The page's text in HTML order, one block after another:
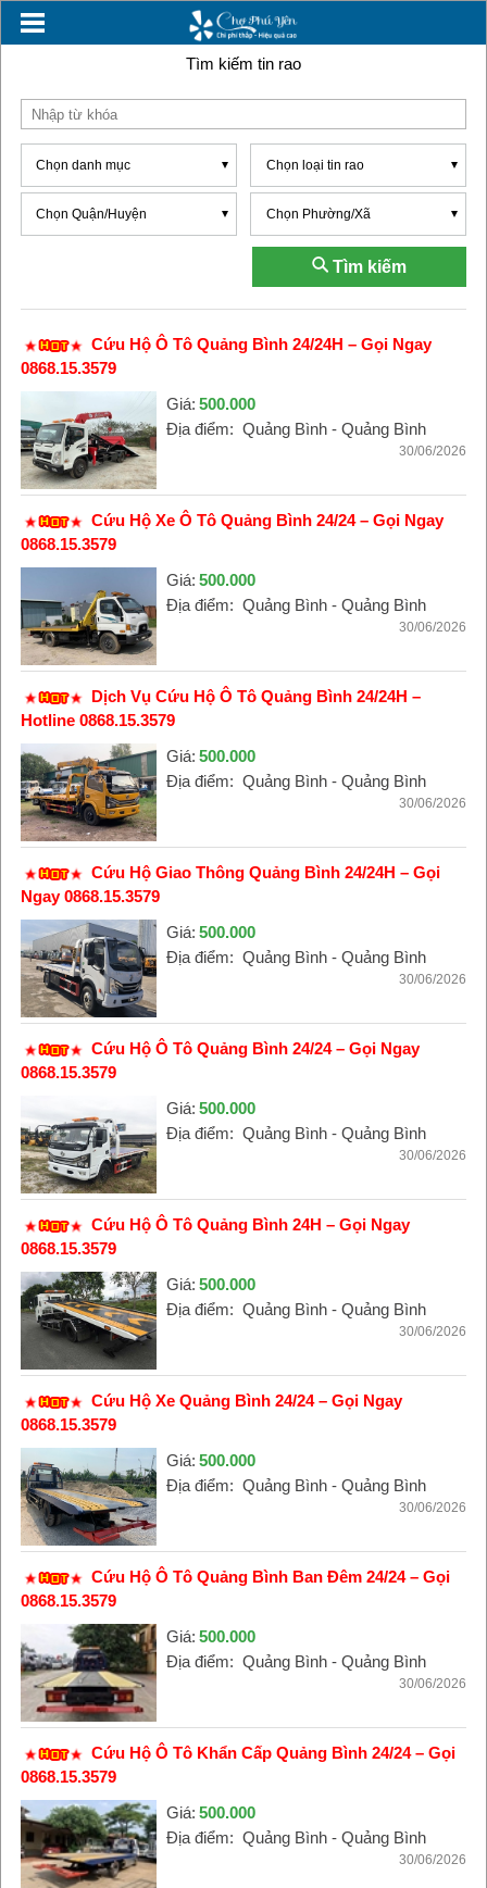
Tìm kiếm tin rao
Chọn danh mục Chọn loại tin rao
Chọn Quận/Huyện Chọn Phường/Xã
Tìm kiếm
Cứu Hộ Ô Tô Quảng Bình 24/24H – Gọi Ngay
0868.15.3579
Giá: 500.000
Địa điểm: Quảng Bình - Quảng Bình
30/06/2026
Cứu Hộ Xe Ô Tô Quảng Bình 24/24 – Gọi Ngay
0868.15.3579
Giá: 500.000
Địa điểm: Quảng Bình - Quảng Bình
30/06/2026
Dịch Vụ Cứu Hộ Ô Tô Quảng Bình 24/24H –
Hotline 0868.15.3579
Giá: 500.000
Địa điểm: Quảng Bình - Quảng Bình
30/06/2026
Cứu Hộ Giao Thông Quảng Bình 24/24H – Gọi
Ngay 0868.15.3579
Giá: 500.000
Địa điểm: Quảng Bình - Quảng Bình
30/06/2026
Cứu Hộ Ô Tô Quảng Bình 24/24 – Gọi Ngay
0868.15.3579
Giá: 500.000
Địa điểm: Quảng Bình - Quảng Bình
30/06/2026
Cứu Hộ Ô Tô Quảng Bình 24H – Gọi Ngay
0868.15.3579
Giá: 500.000
Địa điểm: Quảng Bình - Quảng Bình
30/06/2026
Cứu Hộ Xe Quảng Bình 24/24 – Gọi Ngay
0868.15.3579
Giá: 500.000
Địa điểm: Quảng Bình - Quảng Bình
30/06/2026
Cứu Hộ Ô Tô Quảng Bình Ban Đêm 24/24 – Gọi
0868.15.3579
Giá: 500.000
Địa điểm: Quảng Bình - Quảng Bình
30/06/2026
Cứu Hộ Ô Tô Khẩn Cấp Quảng Bình 24/24 – Gọi
0868.15.3579
Giá: 500.000
Địa điểm: Quảng Bình - Quảng Bình
30/06/2026